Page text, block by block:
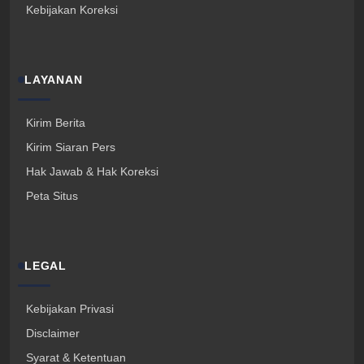
Kebijakan Koreksi
LAYANAN
Kirim Berita
Kirim Siaran Pers
Hak Jawab & Hak Koreksi
Peta Situs
LEGAL
Kebijakan Privasi
Disclaimer
Syarat & Ketentuan